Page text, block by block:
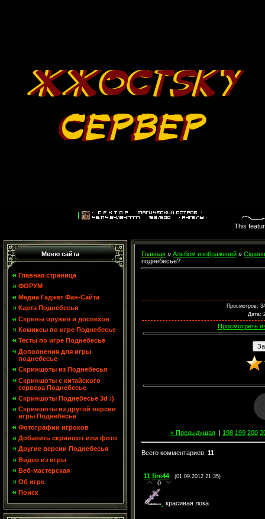
This
Меню сайта
Главная страница
ФОРУМ
Медиа Гаджет Фан-Сайта
Карта Поднебесья
Скрины оружия и доспехов
Комиксы по игре Поднебесье
Тесты по игре Поднебесье
Дополнения для игры
поднебесье
Скриншоты из Поднебесья
Скриншоты с китайского
сервера Поднебесье
Скриншоты Поднебесье 3d :)
Скриншоты из другой версии
игры Поднебесье
Фотографии игроков
Добавить скриншот или фото
Другие версии Поднебесья
Видео из игры
Веб-мастерская
Об игре
Поиск
Главная » Альбом изображений »
поднебесье?
Просмотров:
Дата:
Просмотреть
« Предыдущая | 198 199 200
Всего комментариев: 11
11 fire44 (01.09.2012 21:35)
0
красивая лока